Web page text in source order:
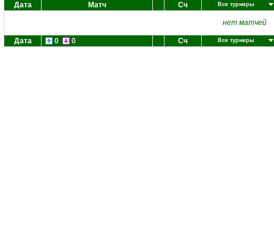
Дата
Матч Сч Все турниры
нет матчей
Дата 0 0 Сч Все турниры